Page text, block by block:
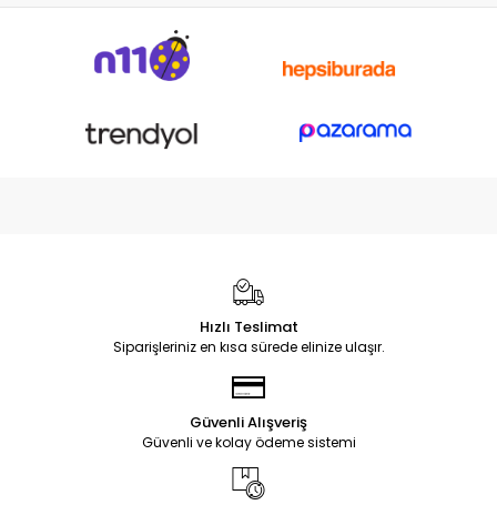
Soketi
Hızlı Teslimat
Siparişleriniz en kısa sürede elinize ulaşır.
Güvenli Alışveriş
Güvenli ve kolay ödeme sistemi